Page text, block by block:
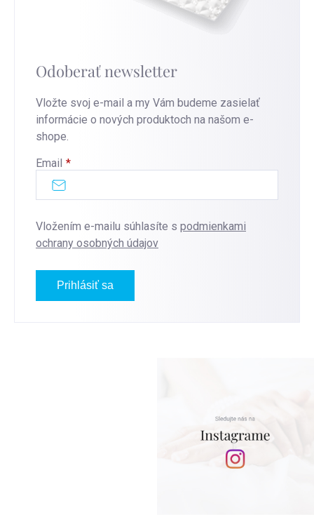
Odoberať newsletter
Vložte svoj e-mail a my Vám budeme zasielať
informácie o nových produktoch na našom e-
shope.
Email
Vložením e-mailu súhlasíte s podmienkami
ochrany osobných údajov
Prihlásiť sa